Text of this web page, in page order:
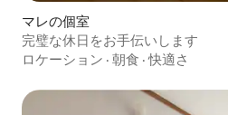
マレの個室
完璧な休日をお手伝いします
ロケーション · 朝食 ·快適さ